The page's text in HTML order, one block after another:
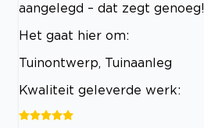
aangelegd – dat zegt genoeg!
Het gaat hier om:
Tuinontwerp, Tuinaanleg
Kwaliteit geleverde werk: